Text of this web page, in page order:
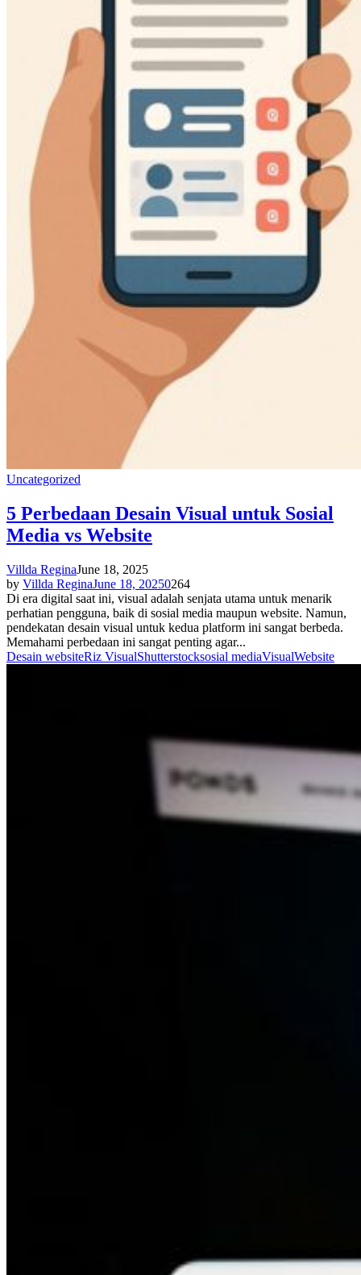
Uncategorized
5 Perbedaan Desain Visual untuk Sosial
Media vs Website
Villda ReginaJune 18, 2025
by Villda ReginaJune 18, 20250264
Di era digital saat ini, visual adalah senjata utama untuk menarik
perhatian pengguna, baik di sosial media maupun website. Namun,
pendekatan desain visual untuk kedua platform ini sangat berbeda.
Memahami perbedaan ini sangat penting agar...
Desain websiteRiz VisualShutterstocksosial mediaVisualWebsite